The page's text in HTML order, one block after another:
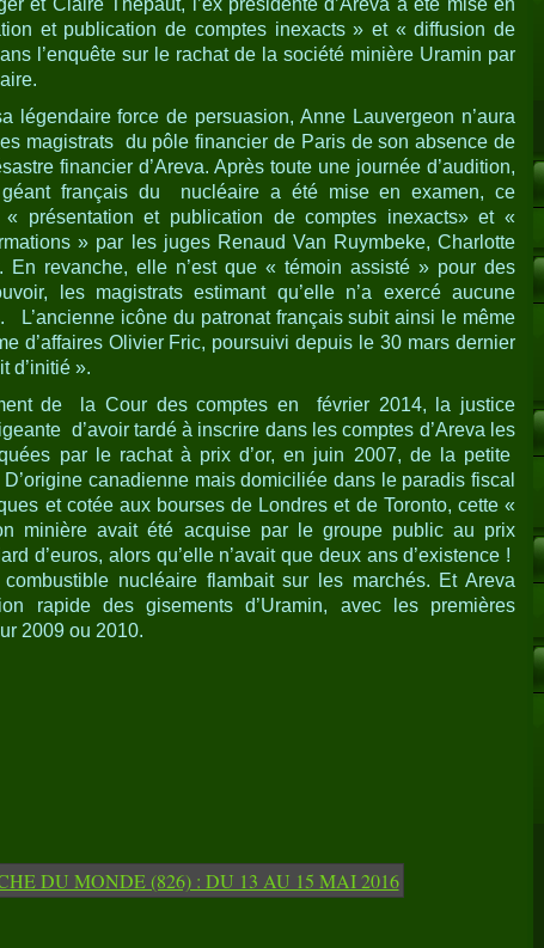
et Claire Thépaut, l’ex présidente d’Areva a été mise en
et publication de comptes inexacts » et « diffusion de
l’enquête sur le rachat de la société minière Uramin par
légendaire force de persuasion, Anne Lauvergeon n’aura
magistrats du pôle financier de Paris de son absence de
financier d’Areva. Après toute une journée d’audition,
géant français du nucléaire a été mise en examen, ce
présentation et publication de comptes inexacts» et «
» par les juges Renaud Van Ruymbeke, Charlotte
En revanche, elle n’est que « témoin assisté » pour des
les magistrats estimant qu’elle n’a exercé aucune
L’ancienne icône du patronat français subit ainsi le même
d’affaires Olivier Fric, poursuivi depuis le 30 mars dernier
d’initié ».
de la Cour des comptes en février 2014, la justice
d’avoir tardé à inscrire dans les comptes d’Areva les
par le rachat à prix d’or, en juin 2007, de la petite
canadienne mais domiciliée dans le paradis fiscal
et cotée aux bourses de Londres et de Toronto, cette «
minière avait été acquise par le groupe public au prix
d’euros, alors qu’elle n’avait que deux ans d’existence !
nucléaire flambait sur les marchés. Et Areva
rapide des gisements d’Uramin, avec les premières
2009 ou 2010.